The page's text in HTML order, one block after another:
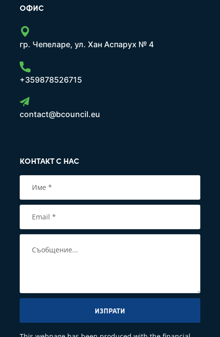
ОФИС
гр. Чепеларе, ул. Хан Аспарух № 4
+359878526715
contact@bcouncil.eu
КОНТАКТ С НАС
ИЗПРАТИ